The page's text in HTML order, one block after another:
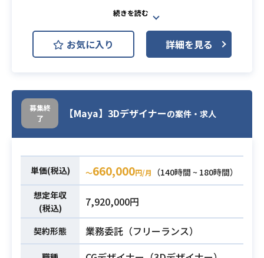
Adobe Illustrator
Adobe Photoshop
Adobe Premiere Pro
業務内容
ていただきます。
・主に、Adobe After Effectsを使用
して、5秒～60秒程度の動画クリエイ
ティブを作成
・動画内のトランジションや演出効
果・フレームレイアウトなどのトー
タルデザイン
必須スキル
・AfterEffects, Illustrator, Photosh
op2年以上のご経験
・他映像編集ソフトでも可能（Adob
e Premireなど）
お気に入り 詳細を見る
募集終
了
【Maya】3Dデザイナーの案件・求人
単価(税込) 〜660,000円/月
（140時間 ~ 180時間）
想定年収
(税込)
7,920,000円
契約形態 業務委託（フリーランス）